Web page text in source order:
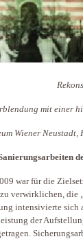
mit einer
Wiener
war für die
verwirklichen, die
intensivierte sich
der